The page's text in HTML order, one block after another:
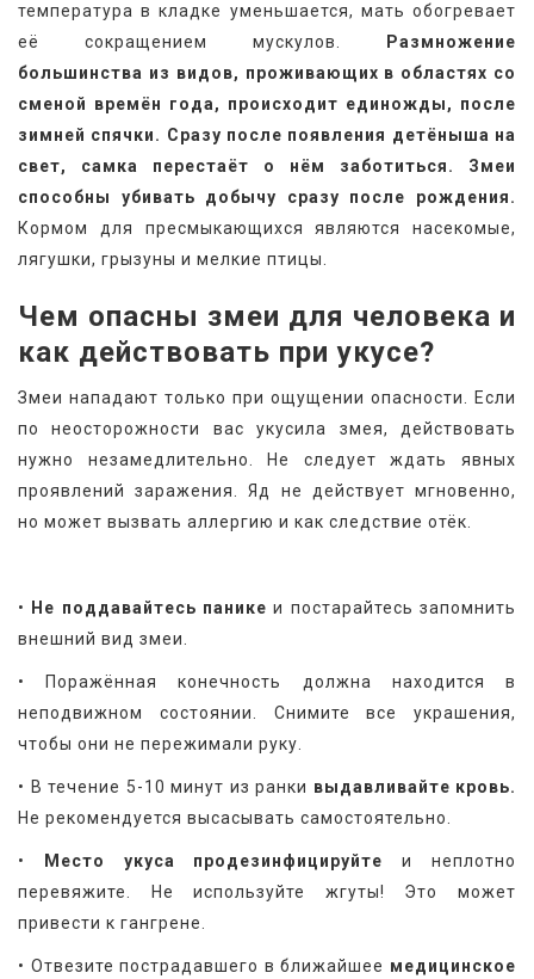
температура в кладке уменьшается, мать обогревает
её сокращением мускулов.
Размножение
большинства из видов, проживающих в областях со
сменой времён года, происходит единожды, после
зимней спячки. Сразу после появления детёныша на
свет, самка перестаёт о нём заботиться. Змеи
способны убивать добычу сразу после рождения.
Кормом для пресмыкающихся являются насекомые,
лягушки, грызуны и мелкие птицы.
Чем опасны змеи для человека и
как действовать при укусе?
Змеи нападают только при ощущении опасности. Если
по неосторожности вас укусила змея, действовать
нужно незамедлительно. Не следует ждать явных
проявлений заражения. Яд не действует мгновенно,
но может вызвать аллергию и как следствие отёк.
• Не поддавайтесь панике и постарайтесь запомнить
внешний вид змеи.
• Поражённая конечность должна находится в
неподвижном состоянии. Снимите все украшения,
чтобы они не пережимали руку.
• В течение 5-10 минут из ранки выдавливайте кровь.
Не рекомендуется высасывать самостоятельно.
• Место укуса продезинфицируйте и неплотно
перевяжите. Не используйте жгуты! Это может
привести к гангрене.
• Отвезите пострадавшего в ближайшее медицинское